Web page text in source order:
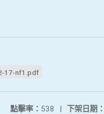
17-nf1.pdf
下架日期：
點擊率： 538 |